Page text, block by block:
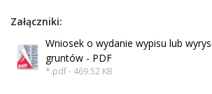
Załączniki:
Wniosek o wydanie wypisu lub
gruntów - PDF
*.pdf - 469.52 KB